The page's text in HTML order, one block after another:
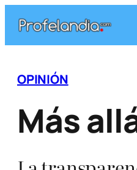
contenido
OPINIÓN
Más